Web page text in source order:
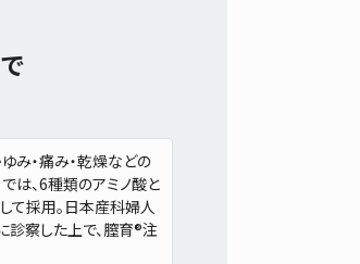
み・痛み・乾燥などの
は、6種類のアミノ酸と
て採用。日本産科婦人
察した上で、膣育®注